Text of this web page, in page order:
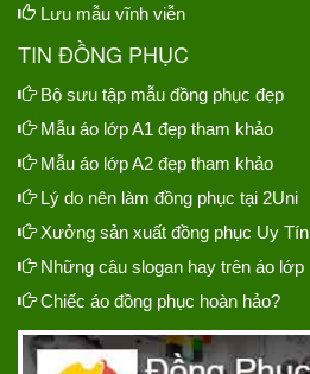
Lưu mẫu vĩnh viễn
TIN ĐỒNG PHỤC
Bộ sưu tập mẫu đồng phục đẹp
Mẫu áo lớp A1 đẹp tham khảo
Mẫu áo lớp A2 đẹp tham khảo
Lý do nên làm đồng phục tại 2Uni
Xưởng sản xuất đồng phục Uy Tín
Những câu slogan hay trên áo lớp
Chiếc áo đồng phục hoàn hảo?